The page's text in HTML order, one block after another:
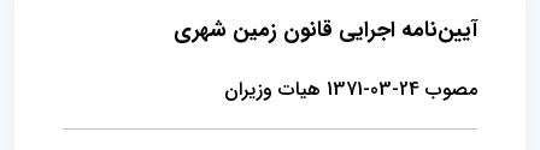
آیین‌نامه اجرایی قانون زمین شهری
مصوب 24-03-1371 هیات وزیران